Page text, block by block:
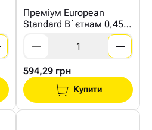
Преміум European
Standard В`єтнам 0,45
594,29 грн
Купити